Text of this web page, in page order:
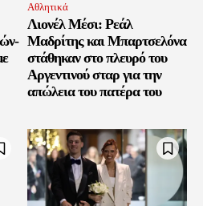
Αθλητικά
Λιονέλ Μέσι: Ρεάλ
Μαδρίτης και Μπαρτσελόνα
στάθηκαν στο πλευρό του
Αργεντινού σταρ για την
απώλεια του πατέρα του